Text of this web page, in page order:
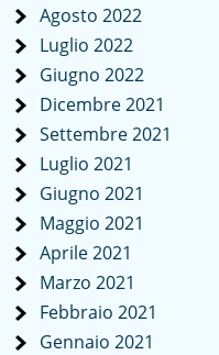
Agosto 2022
Luglio 2022
Giugno 2022
Dicembre 2021
Settembre 2021
Luglio 2021
Giugno 2021
Maggio 2021
Aprile 2021
Marzo 2021
Febbraio 2021
Gennaio 2021